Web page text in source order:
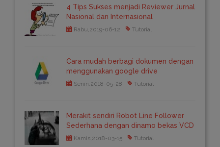
4 Tips Sukses menjadi Reviewer Jurnal
Nasional dan Internasional
Rabu,2019-06-12 Tutorial
Cara mudah berbagi dokumen dengan
menggunakan google drive
Senin,2018-05-28 Tutorial
Merakit sendiri Robot Line Follower
Sederhana dengan dinamo bekas VCD
Kamis,2018-03-15 Tutorial